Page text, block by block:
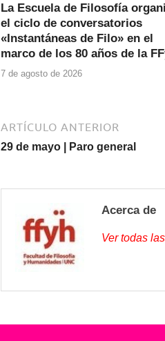
La Escuela de Filosofía
el ciclo de conversatorios
«Instantáneas de Filo» en el
marco de los 80 años de la
7 de agosto de 2026
ARTÍCULO ANTERIOR
29 de mayo | Paro general
Acerca de
Ver todas